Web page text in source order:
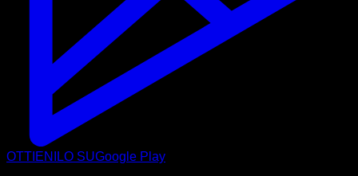
OTTIENILO SUGoogle Play